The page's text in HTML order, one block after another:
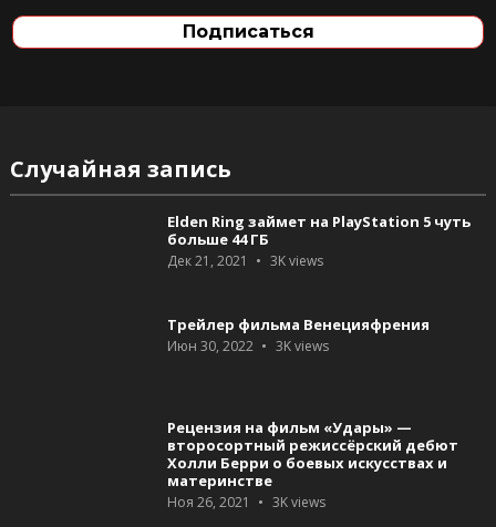
Случайная запись
Elden Ring займет на PlayStation 5 чуть
больше 44 ГБ
Дек 21, 2021 3Kviews
Трейлер фильма Венецияфрения
Июн 30, 2022 3Kviews
Рецензия на фильм «Удары» —
второсортный режиссёрский дебют
Холли Берри о боевых искусствах и
материнстве
Ноя 26, 2021 3Kviews